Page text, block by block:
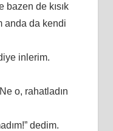
bazen de kısık
anda da kendi
inlerim.
o, rahatladın
dedim.